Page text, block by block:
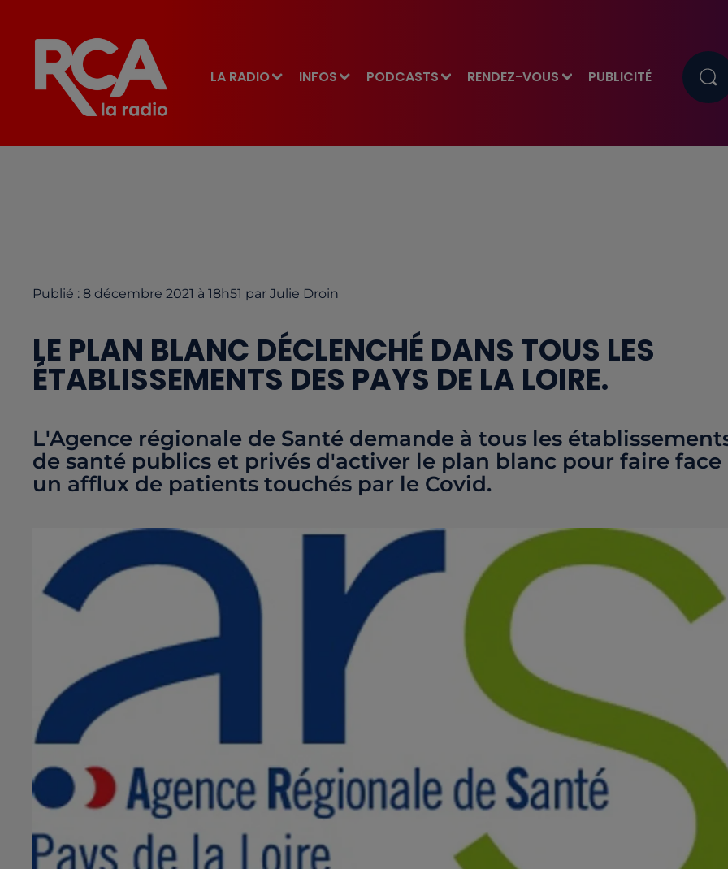
LA RADIO INFOS PODCASTS RENDEZ-VOUS PUBLICITÉ
Publié : 8 décembre 2021 à 18h51 par Julie Droin
LE PLAN BLANC DÉCLENCHÉ DANS TOUS LES
ÉTABLISSEMENTS DES PAYS DE LA LOIRE.
L'Agence régionale de Santé demande à tous les
de santé publics et privés d'activer le plan blanc pour faire face
un afflux de patients touchés par le Covid.